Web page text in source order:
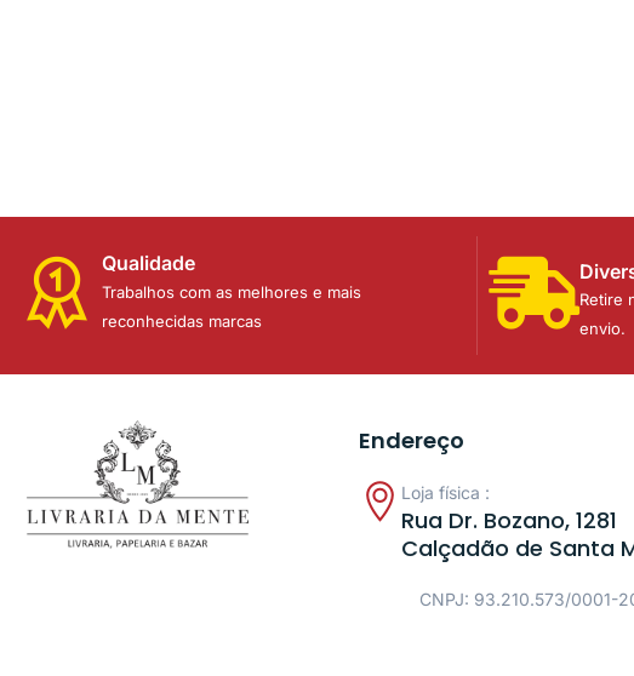
Qualidade
Trabalhos com as melhores e mais
reconhecidas marcas
Retire
envio.
Endereço
Loja física :
Rua Dr. Bozano, 1281
Calçadão de Santa
CNPJ: 93.210.573/0001-